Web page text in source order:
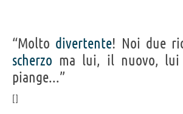
“Molto divertente! Noi due
scherzo ma lui, il nuovo,
piange...”